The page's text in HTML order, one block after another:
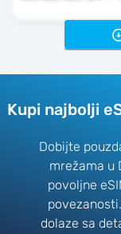
Kupi najbolji
Dobijte
mrežama u
povoljne
dolaze sa